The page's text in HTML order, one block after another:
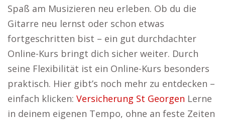
Spaß am Musizieren neu erleben. Ob du die
Gitarre neu lernst oder schon etwas
fortgeschritten bist – ein gut durchdachter
Online-Kurs bringt dich sicher weiter. Durch
seine Flexibilität ist ein Online-Kurs besonders
praktisch. Hier gibt’s noch mehr zu entdecken –
einfach klicken: Versicherung St Georgen Lerne
in deinem eigenen Tempo, ohne an feste Zeiten